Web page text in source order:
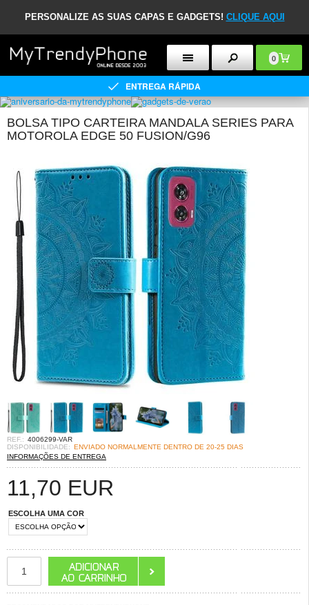
PERSONALIZE AS SUAS CAPAS E GADGETS! CLIQUE AQUI
0
ENTREGA RÁPIDA
BOLSA TIPO CARTEIRA MANDALA SERIES PARA
MOTOROLA EDGE 50 FUSION/G96
REF.: 4006299-VAR
DISPONIBILIDADE: ENVIADO NORMALMENTE DENTRO DE 20-25 DIAS
INFORMAÇÕES DE ENTREGA
11,70 EUR
ESCOLHA UMA COR